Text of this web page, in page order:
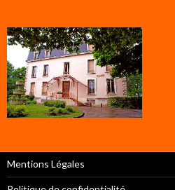
Mentions Légales